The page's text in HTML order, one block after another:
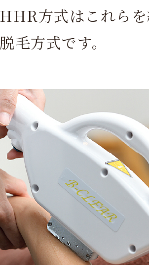
HHR方式はこれら
脱毛方式です。